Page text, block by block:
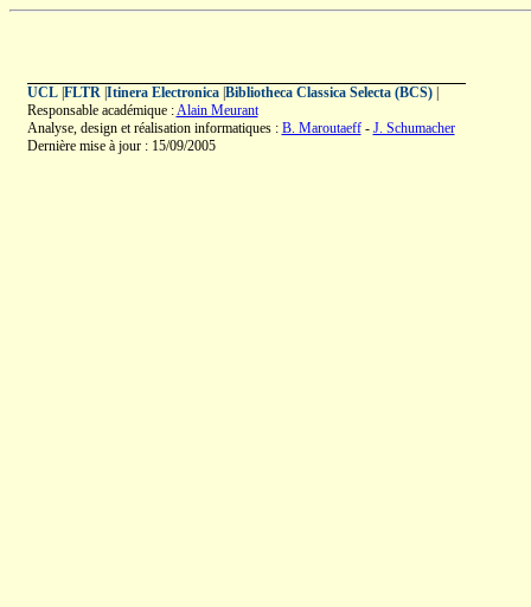
UCL| FLTR| Itinera Electronica| Bibliotheca Classica Selecta (BCS)|
Responsable académique :Alain Meurant
Analyse, design et réalisation informatiques : B. Maroutaeff- J. Schumacher
Dernière mise à jour : 15/09/2005